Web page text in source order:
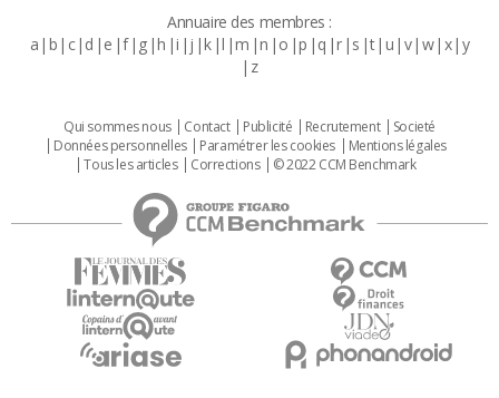
Annuaire des membres :
a b c d e f g h i j k l m n o p q r s t u v w x y
z
Qui sommes nous Contact Publicité Recrutement
Societé
Données personnelles
Paramétrer les cookies
Mentions légales
Tous les articles
Corrections © 2022 CCM Benchmark